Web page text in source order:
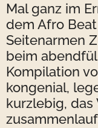
Mal ganz im
dem Afro
Seitenarmen
beim
Kompilation
kongenial,
kurzlebig, das